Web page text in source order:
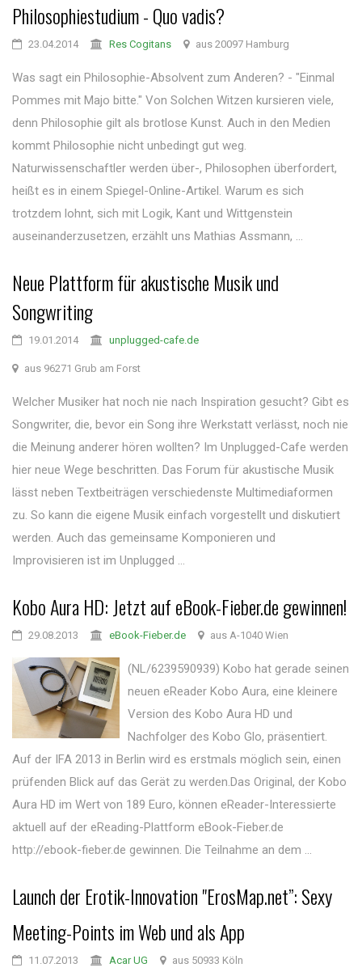
Philosophiestudium - Quo vadis?
23.04.2014 Res Cogitans aus 20097 Hamburg
Was sagt ein Philosophie-Absolvent zum Anderen? - "Einmal
Pommes mit Majo bitte." Von Solchen Witzen kursieren viele,
denn Philosophie gilt als brotlose Kunst. Auch in den Medien
kommt Philosophie nicht unbedingt gut weg.
Naturwissenschaftler werden über-, Philosophen überfordert,
heißt es in einem Spiegel-Online-Artikel. Warum es sich
trotzdem lohnt, sich mit Logik, Kant und Wittgenstein
auseinanderzusetzen, erzählt uns Mathias Assmann, ...
Neue Plattform für akustische Musik und
Songwriting
19.01.2014 unplugged-cafe.de
aus 96271 Grub am Forst
Welcher Musiker hat noch nie nach Inspiration gesucht? Gibt es
Songwriter, die, bevor ein Song ihre Werkstatt verlässt, noch nie
die Meinung anderer hören wollten? Im Unplugged-Cafe werden
hier neue Wege beschritten. Das Forum für akustische Musik
lässt neben Textbeiträgen verschiedenste Multimediaformen
zu. So kann die eigene Musik einfach vorgestellt und diskutiert
werden. Auch das gemeinsame Komponieren und
Improvisieren ist im Unplugged ...
Kobo Aura HD: Jetzt auf eBook-Fieber.de gewinnen!
29.08.2013 eBook-Fieber.de aus A-1040 Wien
(NL/6239590939) Kobo hat gerade seinen
neuen eReader Kobo Aura, eine kleinere
Version des Kobo Aura HD und
Nachfolger des Kobo Glo, präsentiert.
Auf der IFA 2013 in Berlin wird es erstmals möglich sein, einen
prüfenden Blick auf das Gerät zu werden.Das Original, der Kobo
Aura HD im Wert von 189 Euro, können eReader-Interessierte
aktuell auf der eReading-Plattform eBook-Fieber.de
http://ebook-fieber.de gewinnen. Die Teilnahme an dem ...
Launch der Erotik-Innovation "ErosMap.net”: Sexy
Meeting-Points im Web und als App
11.07.2013 Acar UG aus 50933 Köln